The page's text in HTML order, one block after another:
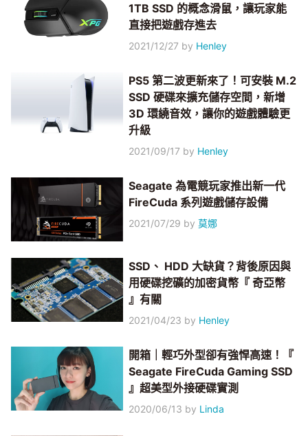
1TB SSD 的概念滑鼠，讓玩家能
直接把遊戲存進去
2021/12/27 by Henley
PS5 第二波更新來了！可安裝 M.2
SSD 硬碟來擴充儲存空間，新增
3D 環繞音效，讓你的遊戲體驗更
升級
2021/09/17 by Henley
Seagate 為電競玩家推出新一代
FireCuda 系列遊戲儲存設備
2021/07/29 by莫娜
SSD、 HDD 大缺貨？背後原因與
用硬碟挖礦的加密貨幣『 奇亞幣
』有關
2021/04/23 by Henley
開箱｜輕巧外型卻有強悍高速！『
Seagate FireCuda Gaming SSD
』超美型外接硬碟實測
2020/06/13 by Linda